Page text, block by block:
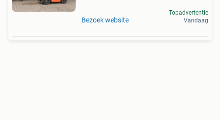
Bezoek website
Topadvertentie
Vandaag